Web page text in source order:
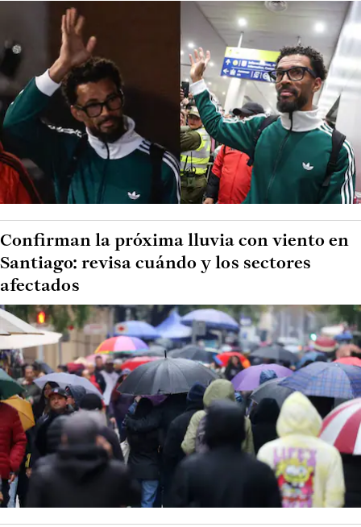
Confirman la próxima lluvia con viento en
Santiago: revisa cuándo y los sectores
afectados